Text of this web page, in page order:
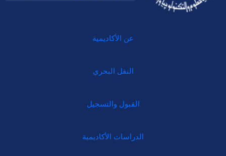
عن الأكاديمية
النقل البحري
القبول والتسجيل
الدراسات الأكاديمية